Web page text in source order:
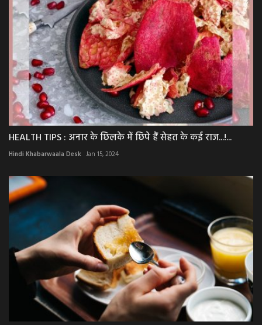
HEALTH TIPS : अनार के छिलके में छिपे हैं सेहत के कई राज...!...
Hindi Khabarwaala Desk Jan 15, 2024